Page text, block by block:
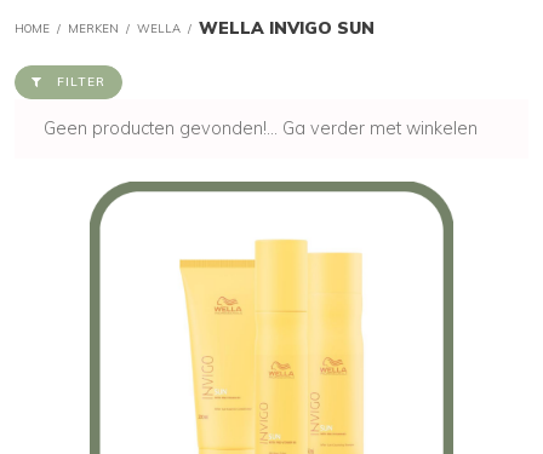
HOME / MERKEN / WELLA / WELLA INVIGO SUN
FILTER
Geen producten gevonden!... Ga verder met winkelen